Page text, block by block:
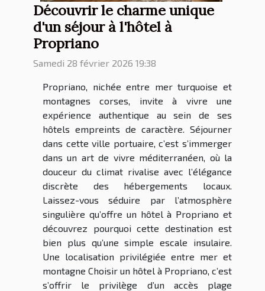
Découvrir le charme unique
d'un séjour à l'hôtel à
Propriano
Samedi 28 février 2026 19:38
Propriano, nichée entre mer turquoise et
montagnes corses, invite à vivre une
expérience authentique au sein de ses
hôtels empreints de caractère. Séjourner
dans cette ville portuaire, c’est s’immerger
dans un art de vivre méditerranéen, où la
douceur du climat rivalise avec l’élégance
discrète des hébergements locaux.
Laissez-vous séduire par l’atmosphère
singulière qu’offre un hôtel à Propriano et
découvrez pourquoi cette destination est
bien plus qu’une simple escale insulaire.
Une localisation privilégiée entre mer et
montagne Choisir un hôtel à Propriano, c’est
s’offrir le privilège d’un accès plage